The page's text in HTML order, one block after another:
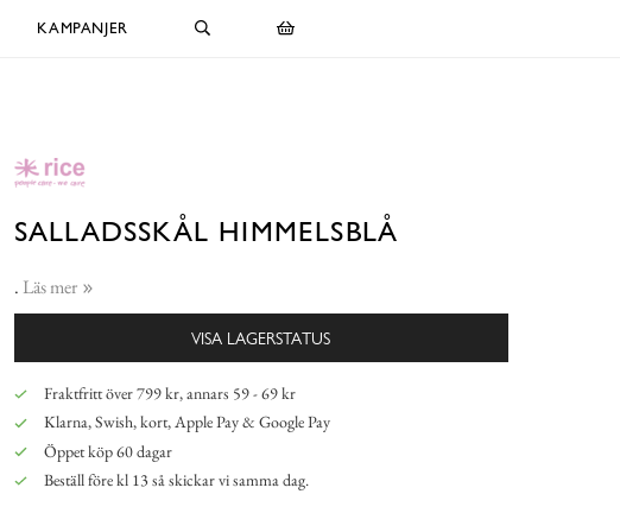
KAMPANJER
SALLADSSKÅL HIMMELSBLÅ
. Läs mer
VISA LAGERSTATUS
Fraktfritt över 799 kr, annars 59 - 69 kr
Klarna, Swish, kort, Apple Pay & Google Pay
Öppet köp 60 dagar
Beställ före kl 13 så skickar vi samma dag.